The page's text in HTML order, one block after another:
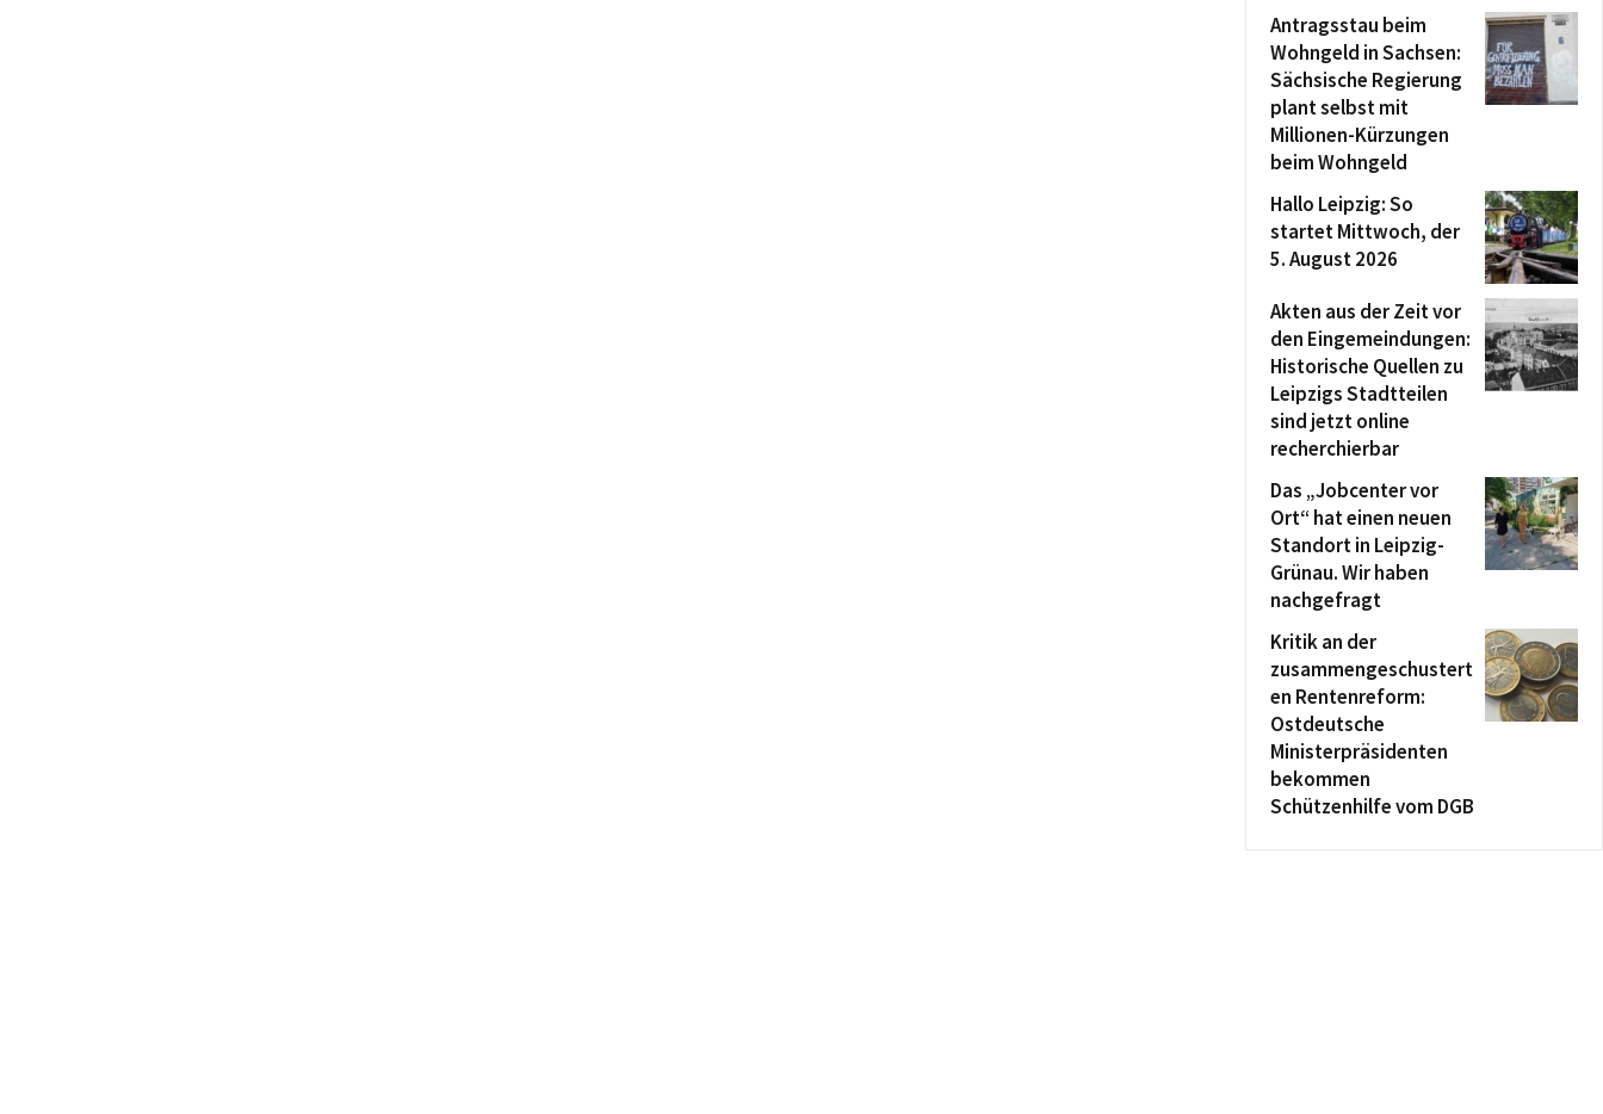
Antragsstau beim
Wohngeld in Sachsen:
Sächsische Regierung
plant selbst mit
Millionen-Kürzungen
beim Wohngeld
Hallo Leipzig: So
startet Mittwoch, der
5. August 2026
Akten aus der Zeit vor
den Eingemeindungen:
Historische Quellen zu
Leipzigs Stadtteilen
sind jetzt online
recherchierbar
Das „Jobcenter vor
Ort“ hat einen neuen
Standort in Leipzig-
Grünau. Wir haben
nachgefragt
Kritik an der
zusammengeschustert
en Rentenreform:
Ostdeutsche
Ministerpräsidenten
bekommen
Schützenhilfe vom DGB